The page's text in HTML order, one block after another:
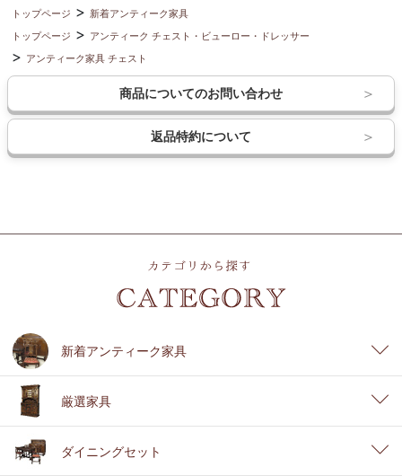
トップページ
新着アンティーク家具
トップページ
アンティーク チェスト・ビューロー・ドレッサー
アンティーク家具 チェスト
商品についてのお問い合わせ
返品特約について
新着アンティーク家具
厳選家具
ダイニングセット